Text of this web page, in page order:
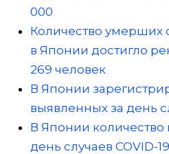
000
Количество умерших
в Японии достигло
269 человек
В Японии
выявленных за день
В Японии количество
день случаев COVID-